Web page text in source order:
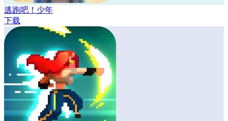
逃跑吧！少年
下载